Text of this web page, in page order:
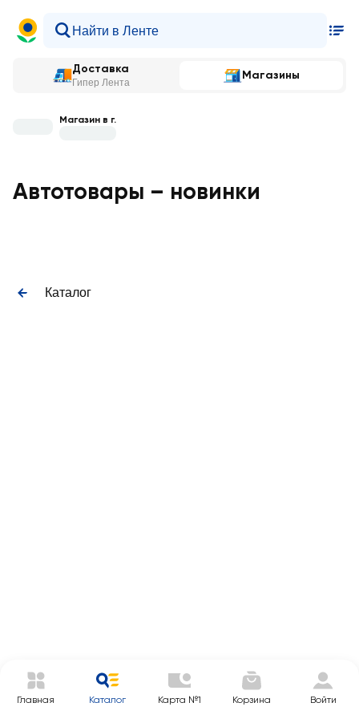
Доставка
Гипер Лента
Магазины
Магазин в г.
Автотовары – новинки
Каталог
Главная Каталог Карта №1 Корзина Войти